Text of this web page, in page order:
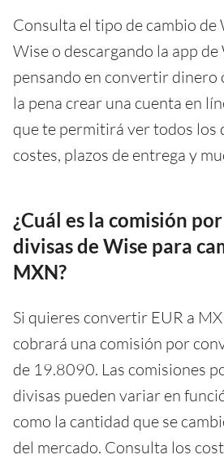
Consulta el tipo de cambio de
Wise o descargando la app de
pensando en convertir dinero
la pena crear una cuenta en
que te permitirá ver todos los
costes, plazos de entrega y
¿Cuál es la comisión
divisas de Wise para
MXN?
Si quieres convertir EUR a
cobrará una comisión por
de 19.8090. Las comisiones
divisas pueden variar en
como la cantidad que se
del mercado. Consulta los